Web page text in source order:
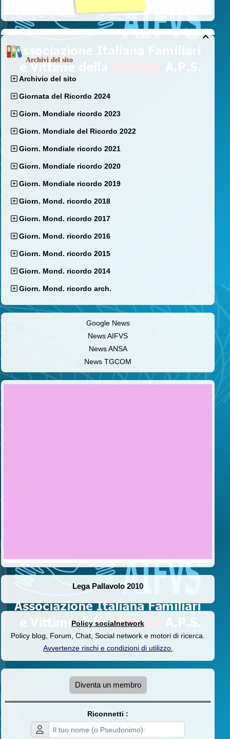

Archivi del sito
Archivio del sito
Giornata del Ricordo 2024
Giorn. Mondiale ricordo 2023
Giorn. Mondiale del Ricordo 2022
Giorn. Mondiale ricordo 2021
Giorn. Mondiale ricordo 2020
Giorn. Mondiale ricordo 2019
Giorn. Mond. ricordo 2018
Giorn. Mond. ricordo 2017
Giorn. Mond. ricordo 2016
Giorn. Mond. ricordo 2015
Giorn. Mond. ricordo 2014
Giorn. Mond. ricordo arch.
Google News
News AIFVS
News ANSA
News TGCOM
Lega Pallavolo 2010
Policy socialnetwork
Policy blog, Forum, Chat, Social network e motori di ricerca.
Avvertenze rischi e condizioni di utilizzo.
Diventa un membro
Riconnetti :